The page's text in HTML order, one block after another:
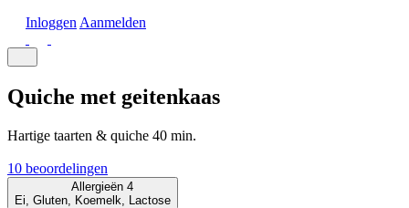
Inloggen Aanmelden
Quiche met geitenkaas
Hartige taarten & quiche 40 min.
10 beoordelingen
Allergieën 4
Ei, Gluten, Koemelk, Lactose